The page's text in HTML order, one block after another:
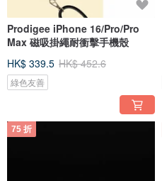
Prodigee iPhone 16/Pro/Pro
Max 磁吸掛繩耐衝擊手機殼
HK$ 339.5 HK$ 452.6
綠色友善
75 折